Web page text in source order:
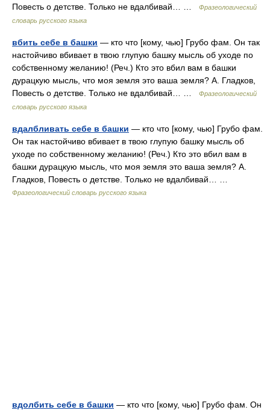
Повесть о детстве. Только не вдалбивай… …
Фразеологический
словарь русского языка
вбить себе в башки — кто что [кому, чью] Грубо фам. Он так
настойчиво вбивает в твою глупую башку мысль об уходе по
собственному желанию! (Реч.) Кто это вбил вам в башки
дурацкую мысль, что моя земля это ваша земля? А. Гладков,
Повесть о детстве. Только не вдалбивай… …
Фразеологический
словарь русского языка
вдалбливать себе в башки — кто что [кому, чью] Грубо фам.
Он так настойчиво вбивает в твою глупую башку мысль об
уходе по собственному желанию! (Реч.) Кто это вбил вам в
башки дурацкую мысль, что моя земля это ваша земля? А.
Гладков, Повесть о детстве. Только не вдалбивай… …
Фразеологический словарь русского языка
вдолбить себе в башки — кто что [кому, чью] Грубо фам. Он